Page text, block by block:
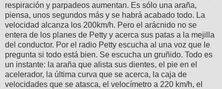
respiración y parpadeos aumentan. Es sólo una araña,
piensa, unos segundos más y se habrá acabado todo. La
velocidad alcanza los 200km/h. Pero el arácnido no se
entera de los planes de Petty y acerca sus patas a la mejilla
del conductor. Por el radio Petty escucha al una voz que le
pregunta si todo está bien. Se escucha un gruñido. Todo es
un instante: la araña que alista sus dientes, el pie en el
acelerador, la última curva que se acerca, la caja de
velocidades que se atasca, el velocímetro a 220 km/h, el